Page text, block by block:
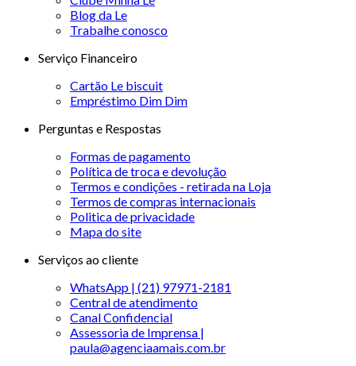
Blog da Le
Trabalhe conosco
Serviço Financeiro
Cartão Le biscuit
Empréstimo Dim Dim
Perguntas e Respostas
Formas de pagamento
Política de troca e devolução
Termos e condições - retirada na Loja
Termos de compras internacionais
Politica de privacidade
Mapa do site
Serviços ao cliente
WhatsApp | (21) 97971-2181
Central de atendimento
Canal Confidencial
Assessoria de Imprensa |
paula@agenciaamais.com.br